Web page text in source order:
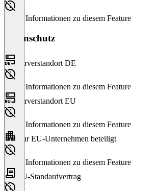
Keine Informationen zu diesem Feature
Datenschutz
Serverstandort DE
Keine Informationen zu diesem Feature
Serverstandort EU
Keine Informationen zu diesem Feature
Nur EU-Unternehmen beteiligt
Keine Informationen zu diesem Feature
EU-Standardvertrag